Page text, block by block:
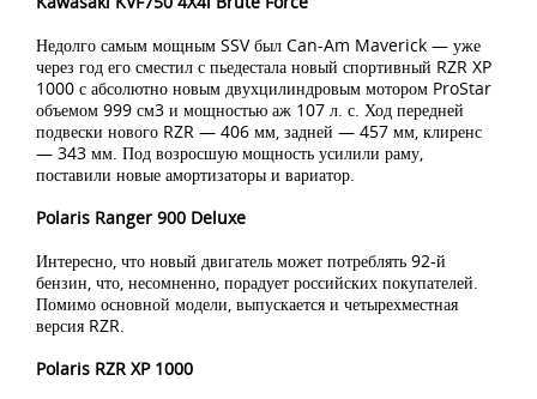
Недолго самым мощным SSV был Can-Am Maverick — уже
через год его сместил с пьедестала новый спортивный RZR XP
1000 с абсолютно новым двухцилиндровым мотором ProStar
объемом 999 см3 и мощностью аж 107 л. с. Ход передней
подвески нового RZR — 406 мм, задней — 457 мм, клиренс
— 343 мм. Под возросшую мощность усилили раму,
поставили новые амортизаторы и вариатор.
Polaris Ranger 900 Deluxe
Интересно, что новый двигатель может потреблять 92-й
бензин, что, несомненно, порадует российских покупателей.
Помимо основной модели, выпускается и четырехместная
версия RZR.
Polaris RZR XP 1000